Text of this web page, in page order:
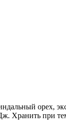
орех,
Хранить при